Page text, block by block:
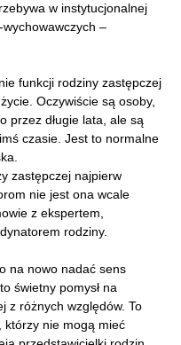
w instytucjonalnej
–
funkcji rodziny zastępczej
Oczywiście są osoby,
przez długie lata, ale są
czasie. Jest to normalne
zastępczej najpierw
nie jest ona wcale
z ekspertem,
rodziny.
na nowo nadać sens
świetny pomysł na
z różnych względów. To
którzy nie mogą mieć